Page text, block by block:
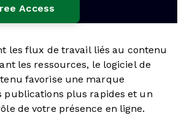
les flux de travail liés au contenu
les ressources, le logiciel de
favorise une marque
publications plus rapides et un
de votre présence en ligne.